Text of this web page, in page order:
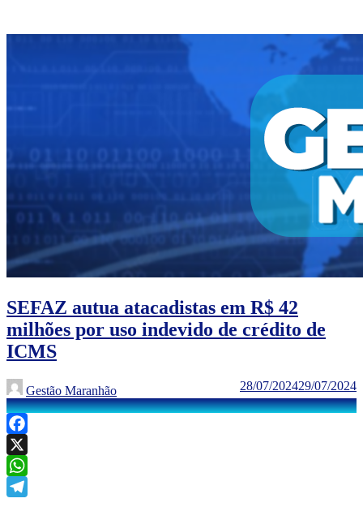
SEFAZ autua atacadistas em R$ 42
milhões por uso indevido de crédito de
ICMS
Gestão Maranhão 28/07/202429/07/2024
Facebook
X
WhatsApp